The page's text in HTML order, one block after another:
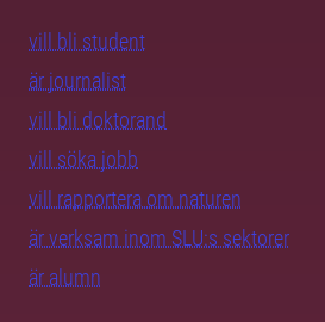
vill bli student
är journalist
vill bli doktorand
vill söka jobb
vill rapportera om naturen
är verksam inom SLU:s sektorer
är alumn